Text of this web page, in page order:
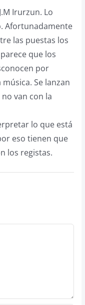
Irurzun. Lo
Afortunadamente
las puestas los
que los
por
Se lanzan
van con la
lo que está
eso tienen que
los registas.